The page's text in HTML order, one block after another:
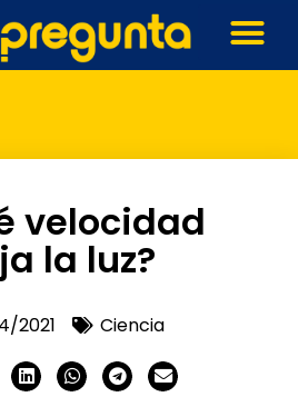
velocidad
la luz?
2021 Ciencia